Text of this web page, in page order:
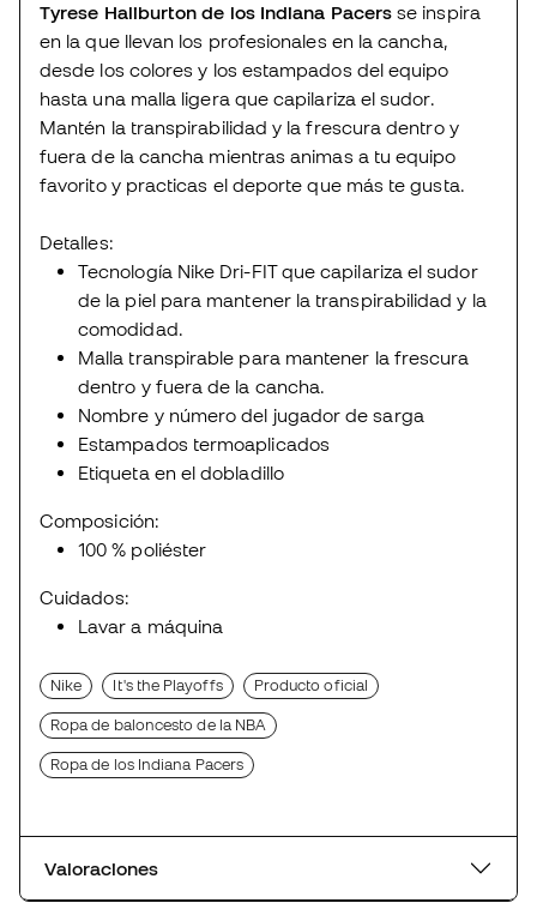
Tyrese Haliburton de los Indiana Pacers se inspira
en la que llevan los profesionales en la cancha,
desde los colores y los estampados del equipo
hasta una malla ligera que capilariza el sudor.
Mantén la transpirabilidad y la frescura dentro y
fuera de la cancha mientras animas a tu equipo
favorito y practicas el deporte que más te gusta.
Detalles:
Tecnología Nike Dri-FIT que capilariza el sudor
de la piel para mantener la transpirabilidad y la
comodidad.
Malla transpirable para mantener la frescura
dentro y fuera de la cancha.
Nombre y número del jugador de sarga
Estampados termoaplicados
Etiqueta en el dobladillo
Composición:
100 % poliéster
Cuidados:
Lavar a máquina
Nike It's the Playoffs Producto oficial
Ropa de baloncesto de la NBA
Ropa de los Indiana Pacers
Valoraciones